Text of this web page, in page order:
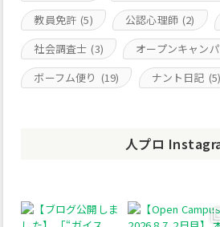
教員免許 (5) 公認心理師 (2)
社会調査士 (3) オープンキャン
ボーフム便り (19) ナント日記 (5)
人プロ